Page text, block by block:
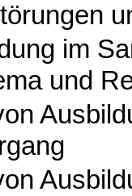
im
und